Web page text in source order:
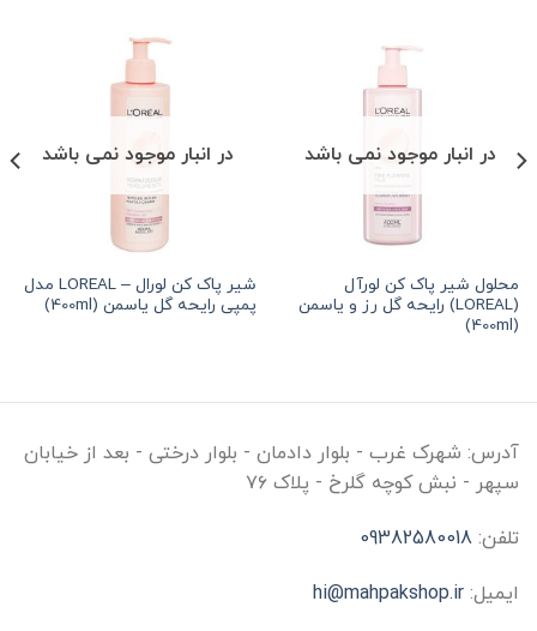
در انبار موجود نمی باشد
محلول شیر پاک کن لورآل
(LOREAL) رایحه گل رز و یاسمن
(400ml)
در انبار موجود نمی باشد
شیر پاک کن لورال – LOREAL مدل
پمپی رایحه گل یاسمن (400ml)
هر قسط278,125 تومان • خرید تومان • خرید قسطی با ترب‌پی بدون کارمزد
آدرس: شهرک غرب - بلوار دادمان - بلوار درختی - بعد از خیابان
سپهر - نبش کوچه گلرخ - پلاک ۷۶
تلفن: 09382580018
ایمیل: hi@mahpakshop.ir